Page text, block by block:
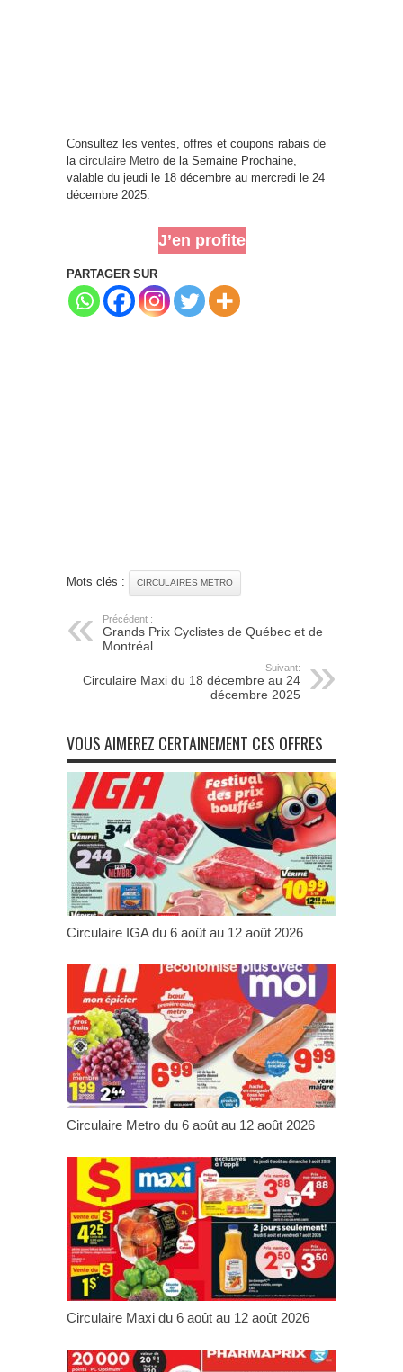
Consultez les ventes, offres et coupons rabais de
la circulaire Metro de la Semaine Prochaine,
valable du jeudi le 18 décembre au mercredi le 24
décembre 2025.
J’en profite
PARTAGER SUR
Mots clés : CIRCULAIRES METRO
Précédent :
Grands Prix Cyclistes de Québec et de
Montréal
Suivant:
Circulaire Maxi du 18 décembre au 24
décembre 2025
VOUS AIMEREZ CERTAINEMENT CES OFFRES
Circulaire IGA du 6 août au 12 août 2026
Circulaire Metro du 6 août au 12 août 2026
Circulaire Maxi du 6 août au 12 août 2026